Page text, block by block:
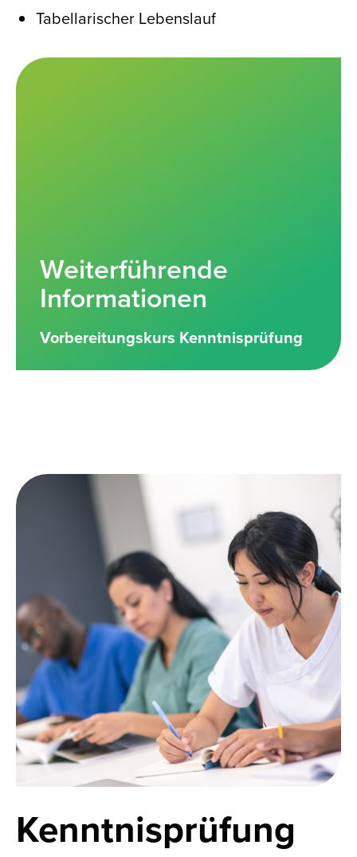
Tabellarischer Lebenslauf
Weiterführende
Informationen
Vorbereitungskurs Kenntnisprüfung
Kenntnis­prüfung